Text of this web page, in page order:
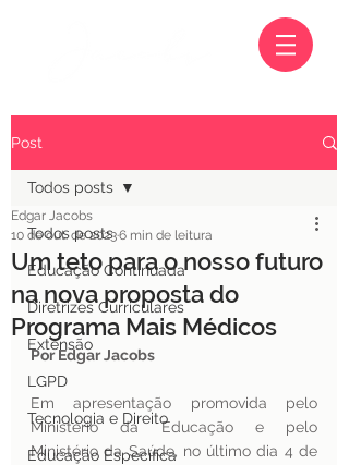
Post
Todos posts
Educação Continuada
Diretrizes Curriculares
Extensão
LGPD
Tecnologia e Direito
Educação Específica
Todos posts
Um teto para o nosso futuro
na nova proposta do
Programa Mais Médicos
Edgar Jacobs
10 de out. de 20236 min de leitura
Por Edgar Jacobs
Em apresentação promovida pelo
Ministério da Educação e pelo
Ministério da Saúde, no último dia 4 de